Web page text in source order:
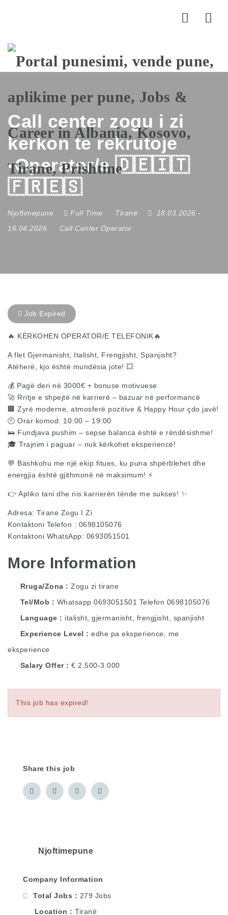
Call center zogu i zi
kerkon te rekrutoje
•Operator/e 🇩🇪🇮🇹
🇫🇷🇪🇸
Njoftimepune Full Time Tiranë 18.03.2026 -
16.04.2026
Call Center Operator
Job Expired
🔥 KËRKOHEN OPERATOR/E TELEFONIK🔥
A flet Gjermanisht, Italisht, Frengjisht, Spanjisht?
Atëherë, kjo është mundësia jote! 💥
💰 Pagë deri në 3000€ + bonuse motivuese
🚀 Rritje e shpejtë në karrierë – bazuar në performancë
🏢 Zyrë moderne, atmosferë pozitive & Happy Hour çdo javë!
🕙 Orar komod: 10:00 – 19:00
🛌 Fundjava pushim – sepse balanca është e rëndësishme!
🎓 Trajnim i paguar – nuk kërkohet eksperiencë!
💬 Bashkohu me një ekip fitues, ku puna shpërblehet dhe
energjia është gjithmonë në maksimum! ⚡
👉 Apliko tani dhe nis karrierën tënde me sukses! ✨
Adresa: Tirane Zogu I Zi
Kontaktoni Telefon : 0698105076
Kontaktoni WhatsApp: 0693051501
More Information
Rruga/Zona
Zogu zi tirane
Tel/Mob
Whatsapp 0693051501 Telefon 0698105076
Language
italisht, gjermanisht, frengjisht, spanjisht
Experience Level
edhe pa eksperience, me
eksperience
Salary Offer
€ 2.500-3.000
This job has expired!
Share this job
Njoftimepune
Company Information
Total Jobs
279 Jobs
Location
Tiranë